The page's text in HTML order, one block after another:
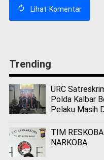
Lihat Komentar
Trending
URC
Polda Kalbar
Pelaku Masih
TIM
NARKOBA